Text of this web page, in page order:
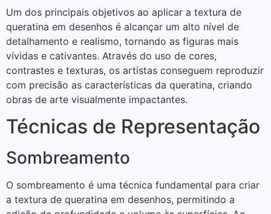
Um dos principais objetivos ao aplicar a textura de
queratina em desenhos é alcançar um alto nível de
detalhamento e realismo, tornando as figuras mais
vívidas e cativantes. Através do uso de cores,
contrastes e texturas, os artistas conseguem reproduzir
com precisão as características da queratina, criando
obras de arte visualmente impactantes.
Técnicas de Representação
Sombreamento
O sombreamento é uma técnica fundamental para criar
a textura de queratina em desenhos, permitindo a